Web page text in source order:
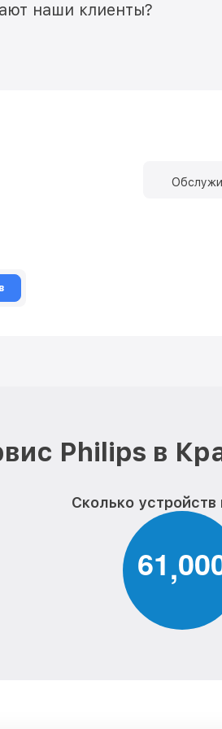
наши клиенты?
Philips в
Сколько устройств
61,00